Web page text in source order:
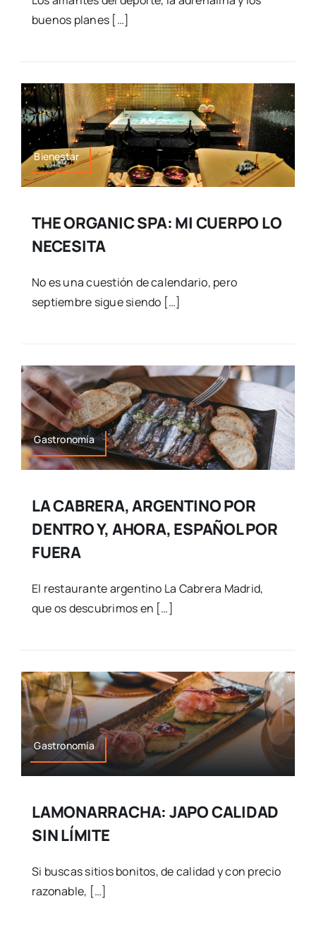
buenos planes […]
Bienestar
THE ORGANIC SPA: MI CUERPO LO
NECESITA
No es una cuestión de calendario, pero
septiembre sigue siendo […]
Gastronomía
LA CABRERA, ARGENTINO POR
DENTRO Y, AHORA, ESPAÑOL POR
FUERA
El restaurante argentino La Cabrera Madrid,
que os descubrimos en […]
Gastronomía
LAMONARRACHA: JAPO CALIDAD
SIN LÍMITE
Si buscas sitios bonitos, de calidad y con precio
razonable, […]